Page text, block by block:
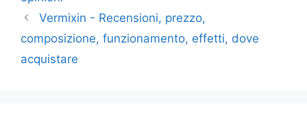
Vermixin - Recensioni, prezzo,
composizione, funzionamento, effetti, dove
acquistare